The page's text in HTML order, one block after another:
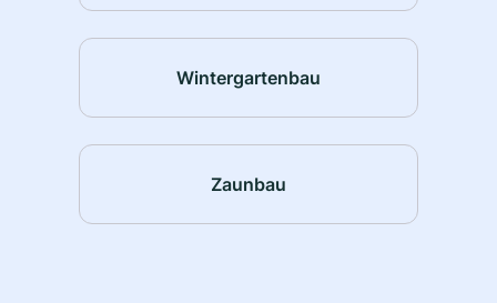
Wintergartenbau
Zaunbau